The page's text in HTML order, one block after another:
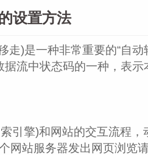
设置方法
走)是一种非常重要的“自
流中状态码的一种，表
引擎)和网站的交互流程，
网站服务器发出网页浏览